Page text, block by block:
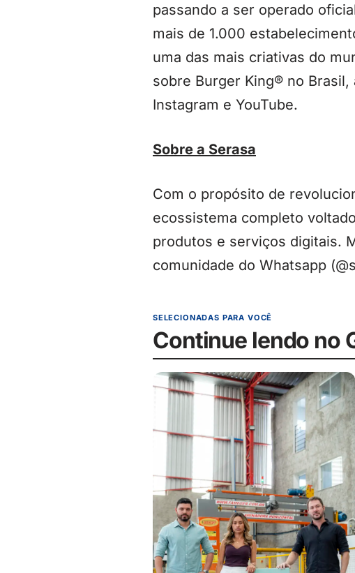
passando a ser operado
mais de 1.000
uma das mais criativas do
sobre Burger King® no
Instagram e YouTube.
Sobre a Serasa
Com o propósito de
ecossistema completo
produtos e serviços digitais.
comunidade do Whatsapp
SELECIONADAS PARA VOCÊ
Continue lendo no